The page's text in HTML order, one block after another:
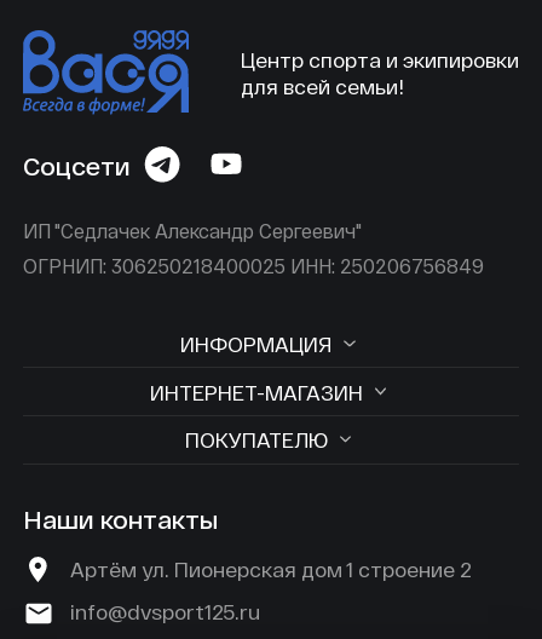
Центр спорта и экипировки
для всей семьи!
ИП "Седлачек Александр Сергеевич"
ОГРНИП: 306250218400025 ИНН: 250206756849
Соцсети
ИНФОРМАЦИЯ
ИНТЕРНЕТ-МАГАЗИН
ПОКУПАТЕЛЮ
Наши контакты
Артём ул. Пионерская дом 1 строение 2
info@dvsport125.ru